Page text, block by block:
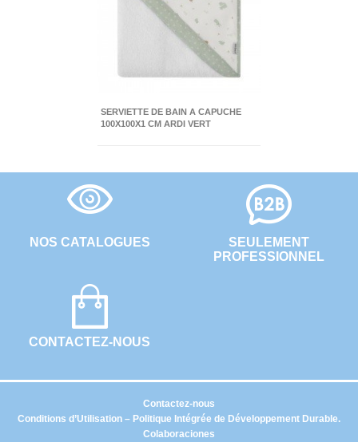
SERVIETTE DE BAIN A CAPUCHE
100X100X1 CM ARDI VERT
NOS CATALOGUES
CONTACTEZ-NOUS
SEULEMENT
PROFESSIONNEL
Conditions d’Utilisation – Politique Intégrée de Développement Durable.
Colaboraciones
Contactez-nous